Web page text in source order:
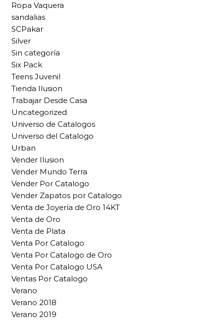
Ropa Vaquera
sandalias
SCPakar
Silver
Sin categoría
Six Pack
Teens Juvenil
Tienda Ilusion
Trabajar Desde Casa
Uncategorized
Universo de Catalogos
Universo del Catalogo
Urban
Vender Ilusion
Vender Mundo Terra
Vender Por Catalogo
Vender Zapatos por Catalogo
Venta de Joyería de Oro 14KT
Venta de Oro
Venta de Plata
Venta Por Catalogo
Venta Por Catalogo de Oro
Venta Por Catalogo USA
Ventas Por Catalogo
Verano
Verano 2018
Verano 2019